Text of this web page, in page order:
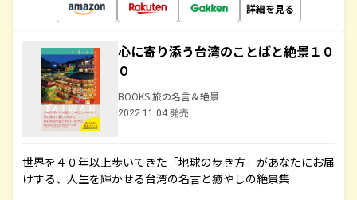
詳細を見る
心に寄り添う台湾のことばと絶景１０
０
BOOKS 旅の名言＆絶景
2022.11.04 発売
世界を４０年以上歩いてきた「地球の歩き方」があなたにお届
けする、人生を輝かせる台湾の名言と癒やしの絶景集